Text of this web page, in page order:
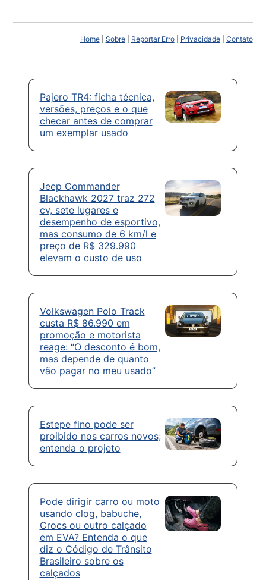
Home| Sobre| Reportar Erro| Privacidade| Contato
Pajero TR4: ficha técnica,
versões, preços e o que
checar antes de comprar
um exemplar usado
Jeep Commander
Blackhawk 2027 traz 272
cv, sete lugares e
desempenho de esportivo,
mas consumo de 6 km/l e
preço de R$ 329.990
elevam o custo de uso
Volkswagen Polo Track
custa R$ 86.990 em
promoção e motorista
reage: “O desconto é bom,
mas depende de quanto
vão pagar no meu usado”
Estepe fino pode ser
proibido nos carros novos;
entenda o projeto
Pode dirigir carro ou moto
usando clog, babuche,
Crocs ou outro calçado
em EVA? Entenda o que
diz o Código de Trânsito
Brasileiro sobre os
calçados